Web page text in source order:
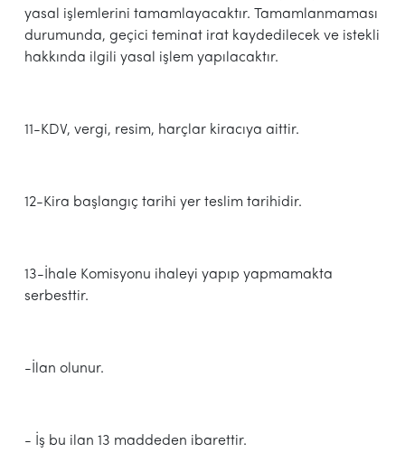
yasal işlemlerini tamamlayacaktır. Tamamlanmaması
durumunda, geçici teminat irat kaydedilecek ve istekli
hakkında ilgili yasal işlem yapılacaktır.
11-KDV, vergi, resim, harçlar kiracıya aittir.
12-Kira başlangıç tarihi yer teslim tarihidir.
13-İhale Komisyonu ihaleyi yapıp yapmamakta
serbesttir.
-İlan olunur.
- İş bu ilan 13 maddeden ibarettir.